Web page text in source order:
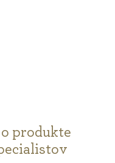
produkte